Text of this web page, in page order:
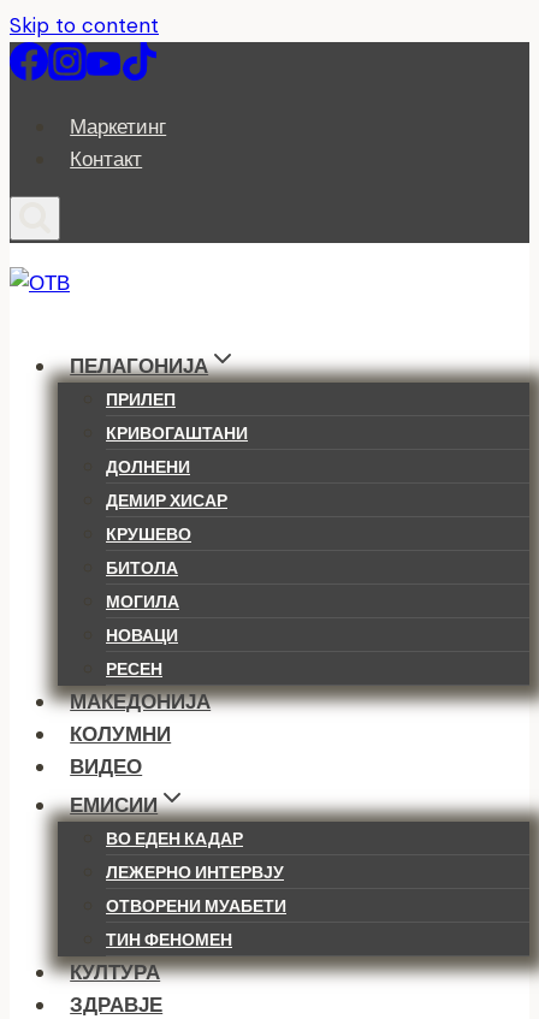
Skip to content
Маркетинг
Контакт
ПЕЛАГОНИЈА
ПРИЛЕП
КРИВОГАШТАНИ
ДОЛНЕНИ
ДЕМИР ХИСАР
КРУШЕВО
БИТОЛА
МОГИЛА
НОВАЦИ
РЕСЕН
МАКЕДОНИЈА
КОЛУМНИ
ВИДЕО
ЕМИСИИ
ВО ЕДЕН КАДАР
ЛЕЖЕРНО ИНТЕРВЈУ
ОТВОРЕНИ МУАБЕТИ
ТИН ФЕНОМЕН
КУЛТУРА
ЗДРАВЈЕ